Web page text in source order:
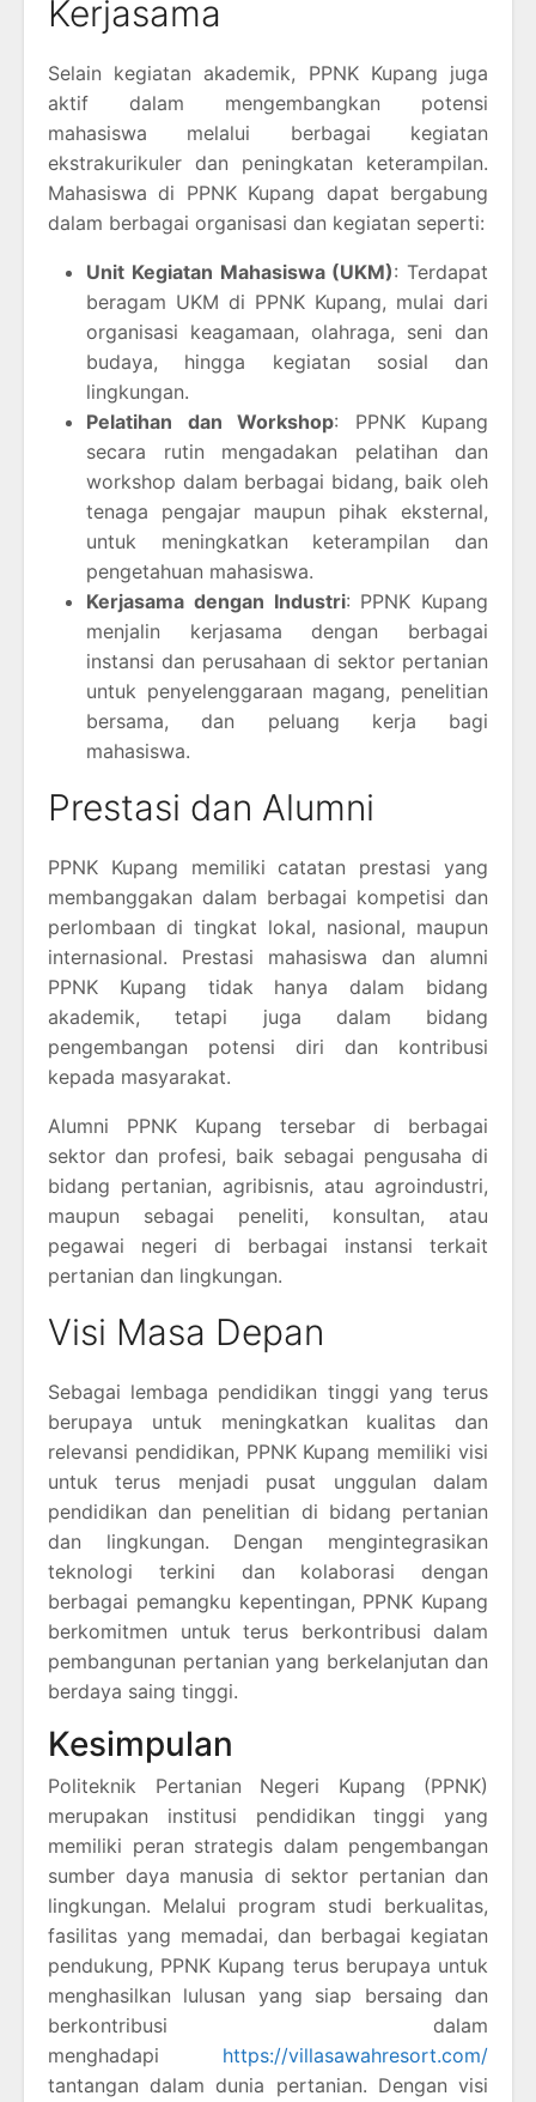
Kerjasama
Selain kegiatan akademik, PPNK Kupang juga
aktif dalam mengembangkan potensi
mahasiswa melalui berbagai kegiatan
ekstrakurikuler dan peningkatan keterampilan.
Mahasiswa di PPNK Kupang dapat bergabung
dalam berbagai organisasi dan kegiatan seperti:
Unit Kegiatan Mahasiswa (UKM): Terdapat
beragam UKM di PPNK Kupang, mulai dari
organisasi keagamaan, olahraga, seni dan
budaya, hingga kegiatan sosial dan
lingkungan.
Pelatihan dan Workshop: PPNK Kupang
secara rutin mengadakan pelatihan dan
workshop dalam berbagai bidang, baik oleh
tenaga pengajar maupun pihak eksternal,
untuk meningkatkan keterampilan dan
pengetahuan mahasiswa.
Kerjasama dengan Industri: PPNK Kupang
menjalin kerjasama dengan berbagai
instansi dan perusahaan di sektor pertanian
untuk penyelenggaraan magang, penelitian
bersama, dan peluang kerja bagi
mahasiswa.
Prestasi dan Alumni
PPNK Kupang memiliki catatan prestasi yang
membanggakan dalam berbagai kompetisi dan
perlombaan di tingkat lokal, nasional, maupun
internasional. Prestasi mahasiswa dan alumni
PPNK Kupang tidak hanya dalam bidang
akademik, tetapi juga dalam bidang
pengembangan potensi diri dan kontribusi
kepada masyarakat.
Alumni PPNK Kupang tersebar di berbagai
sektor dan profesi, baik sebagai pengusaha di
bidang pertanian, agribisnis, atau agroindustri,
maupun sebagai peneliti, konsultan, atau
pegawai negeri di berbagai instansi terkait
pertanian dan lingkungan.
Visi Masa Depan
Sebagai lembaga pendidikan tinggi yang terus
berupaya untuk meningkatkan kualitas dan
relevansi pendidikan, PPNK Kupang memiliki visi
untuk terus menjadi pusat unggulan dalam
pendidikan dan penelitian di bidang pertanian
dan lingkungan. Dengan mengintegrasikan
teknologi terkini dan kolaborasi dengan
berbagai pemangku kepentingan, PPNK Kupang
berkomitmen untuk terus berkontribusi dalam
pembangunan pertanian yang berkelanjutan dan
berdaya saing tinggi.
Kesimpulan
Politeknik Pertanian Negeri Kupang (PPNK)
merupakan institusi pendidikan tinggi yang
memiliki peran strategis dalam pengembangan
sumber daya manusia di sektor pertanian dan
lingkungan. Melalui program studi berkualitas,
fasilitas yang memadai, dan berbagai kegiatan
pendukung, PPNK Kupang terus berupaya untuk
menghasilkan lulusan yang siap bersaing dan
berkontribusi dalam
menghadapi https://villasawahresort.com/
tantangan dalam dunia pertanian. Dengan visi